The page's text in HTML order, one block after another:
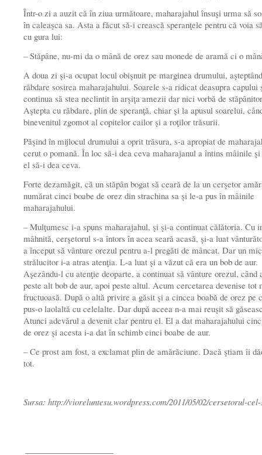
Într-o zi a auzit că în ziua următoare, maharajahul însuşi urma să
în caleaşca sa. Asta a făcut să-i crească speranţele pentru că voia
cu gura lui:
– Stăpâne, nu-mi da o mână de orez sau monede de aramă ci o
A doua zi şi-a ocupat locul obişnuit pe marginea drumului,
răbdare sosirea maharajahului. Soarele s-a ridicat deasupra capului
continua să stea neclintit în arşiţa amezii dar nici vorbă de
Aştepta cu răbdare, plin de speranţă, chiar şi la apusul soarelui,
binevenitul zgomot al copitelor cailor şi a roţilor trăsurii.
Păşind în mijlocul drumului a oprit trăsura, s-a apropiat de
cerut o pomană. În loc să-i dea ceva maharajanul a întins mâinile
el să-i dea ceva.
Forte dezamăgit, că un stăpân bogat să ceară de la un cerşetor
numărat cinci boabe de orez din strachina sa şi le-a pus în mâinile
maharajahului.
– Mulţumesc i-a spuns maharajahul, şi şi-a continuat călătoria. Cu
mâhnită, cerşetorul s-a întors în acea seară acasă, şi-a luat
a început să vânture orezul pentru a-l pregăti de mâncat. Dar un
strălucitor i-a atras atenţia. L-a luat şi a văzut că era un bob de aur.
Aşezându-l cu atenţie deoparte, a continuat să vânture orezul, când
peste alt bob de aur, apoi peste altul. Acum cercetarea devenise tot
fructuoasă. După o altă privire a găsit şi a cincea boabă de orez pe
pus-o laolaltă cu celelalte. Dar după aceea n-a mai reuşit să
Atunci adevărul a devenit clar pentru el. El a dat maharajahului
de orez şi acesta i-a dat în schimb cinci boabe de aur.
– Ce prost am fost, a exclamat plin de amărăciune. Dacă ştiam îi
tot.
Sursa: http://vioreluntesu.wordpress.com/2011/05/02/cersetorul-